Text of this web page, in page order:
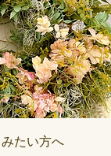
たい方へ